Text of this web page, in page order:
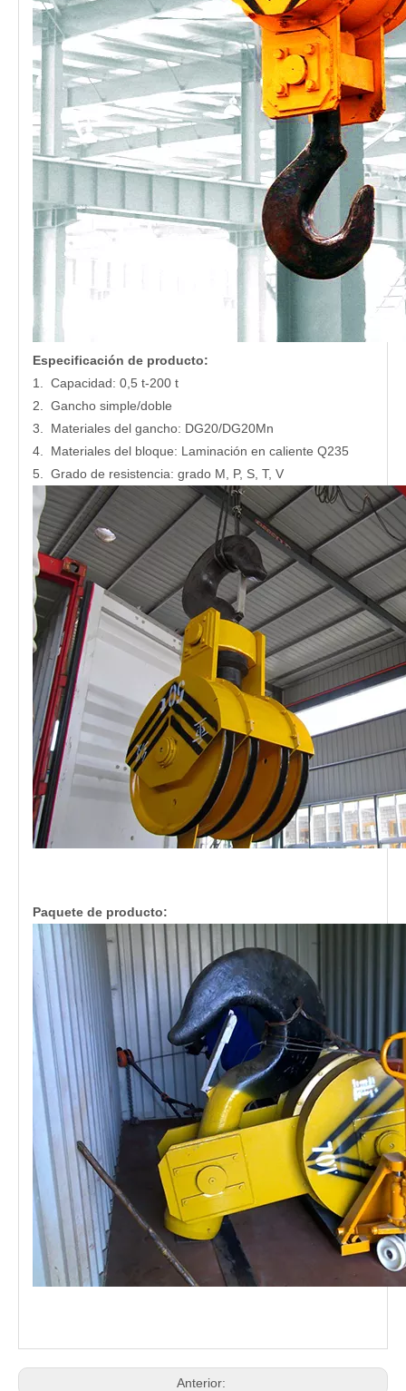
Especificación de producto:
1. Capacidad: 0,5 t-200 t
2. Gancho simple/doble
3. Materiales del gancho: DG20/DG20Mn
4. Materiales del bloque: Laminación en caliente Q235
5. Grado de resistencia: grado M, P, S, T, V
Paquete de producto:
Anterior: